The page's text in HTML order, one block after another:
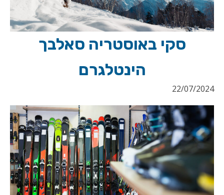
סקי באוסטריה סאלבך
הינטלגרם
22/07/2024